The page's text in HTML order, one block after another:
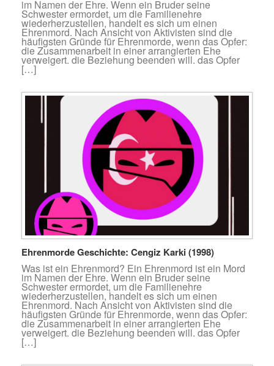
im Namen der Ehre. Wenn ein Bruder seine
Schwester ermordet, um die Familienehre
wiederherzustellen, handelt es sich um einen
Ehrenmord. Nach Ansicht von Aktivisten sind die
häufigsten Gründe für Ehrenmorde, wenn das Opfer:
die Zusammenarbeit in einer arrangierten Ehe
verweigert. die Beziehung beenden will. das Opfer
[…]
Ehrenmorde Geschichte: Cengiz Karki (1998)
Was ist ein Ehrenmord? Ein Ehrenmord ist ein Mord
im Namen der Ehre. Wenn ein Bruder seine
Schwester ermordet, um die Familienehre
wiederherzustellen, handelt es sich um einen
Ehrenmord. Nach Ansicht von Aktivisten sind die
häufigsten Gründe für Ehrenmorde, wenn das Opfer:
die Zusammenarbeit in einer arrangierten Ehe
verweigert. die Beziehung beenden will. das Opfer
[…]